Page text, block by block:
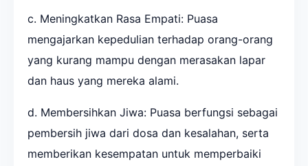
c. Meningkatkan Rasa Empati: Puasa
mengajarkan kepedulian terhadap orang-orang
yang kurang mampu dengan merasakan lapar
dan haus yang mereka alami.
d. Membersihkan Jiwa: Puasa berfungsi sebagai
pembersih jiwa dari dosa dan kesalahan, serta
memberikan kesempatan untuk memperbaiki